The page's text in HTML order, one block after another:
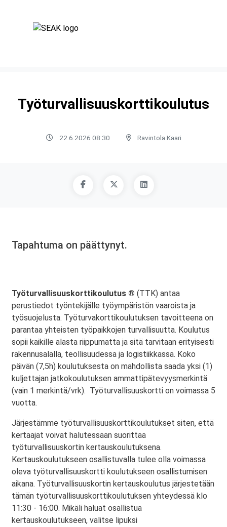
Työturvallisuuskorttikoulutus
22.6.2026 08:30 Ravintola Kaari
Tapahtuma on päättynyt.
Työturvallisuuskorttikoulutus ® (TTK) antaa
perustiedot työntekijälle työympäristön vaaroista ja
työsuojelusta. Työturvakorttikoulutuksen tavoitteena on
parantaa yhteisten työpaikkojen turvallisuutta. Koulutus
sopii kaikille alasta riippumatta ja sitä tarvitaan erityisesti
rakennusalalla, teollisuudessa ja logistiikkassa. Koko
päivän (7,5h) koulutuksesta on mahdollista saada yksi (1)
kuljettajan jatkokoulutuksen ammattipätevyysmerkintä
(vain 1 merkintä/vrk). Työturvallisuuskortti on voimassa 5
vuotta.
Järjestämme työturvallisuuskorttikoulutukset siten, että
kertaajat voivat halutessaan suorittaa
työturvallisuuskortin kertauskoulutuksena.
Kertauskoulutukseen osallistuvalla tulee olla voimassa
oleva työturvallisuuskortti koulutukseen osallistumisen
aikana. Työturvallisuuskortin kertauskoulutus järjestetään
tämän työturvallisuuskorttikoulutuksen yhteydessä klo
11:30 - 16:00. Mikäli haluat osallistua
kertauskoulutukseen, valitse lipuksi